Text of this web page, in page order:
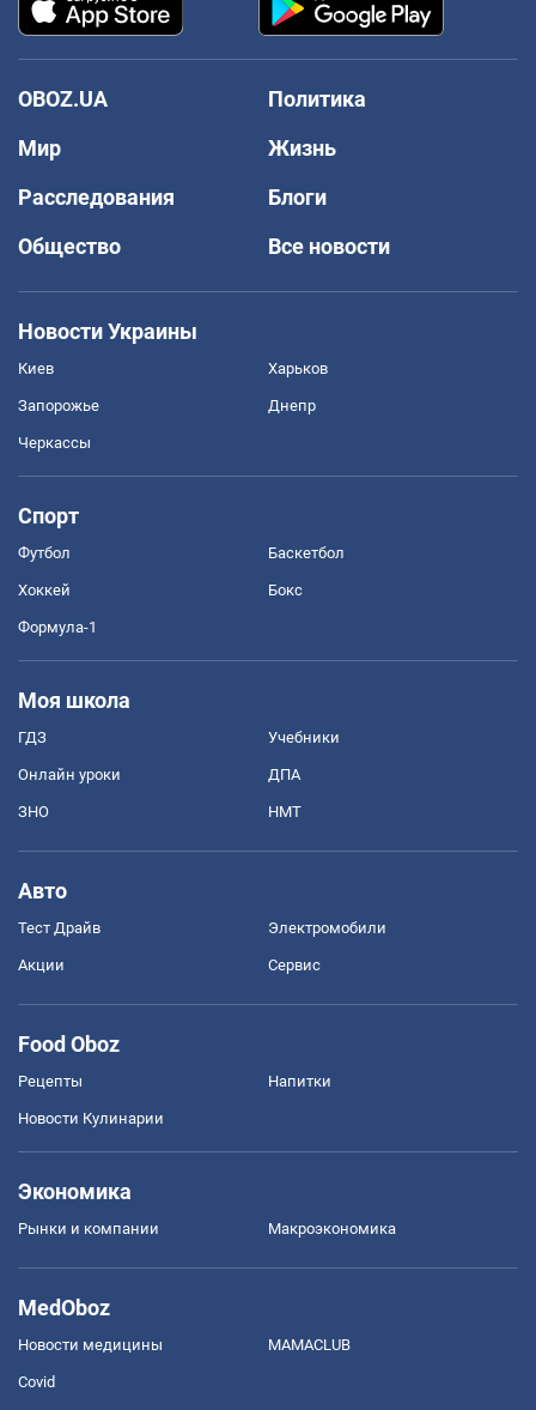
OBOZ.UA
Политика
Мир
Жизнь
Расследования
Блоги
Общество
Все новости
Новости Украины
Киев Харьков
Запорожье Днепр
Черкассы
Спорт
Футбол Баскетбол
Хоккей Бокс
Формула-1
Моя школа
ГДЗ Учебники
Онлайн уроки ДПА
ЗНО НМТ
Авто
Тест Драйв Электромобили
Акции Сервис
Food Oboz
Рецепты Напитки
Новости Кулинарии
Экономика
Рынки и компании Mакроэкономика
MedOboz
Новости медицины MAMACLUB
Covid